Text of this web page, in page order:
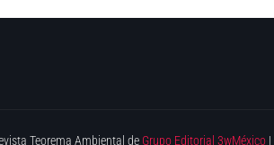
Teorema Ambiental de Grupo Editorial 3wMéxico |